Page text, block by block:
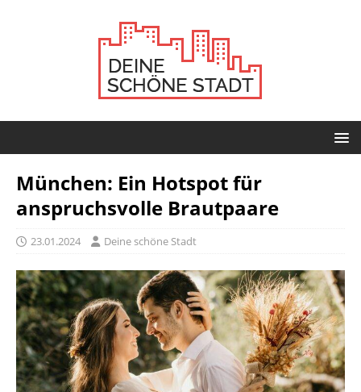
München: Ein Hotspot für
anspruchsvolle Brautpaare
23.01.2024 Deine schöne Stadt